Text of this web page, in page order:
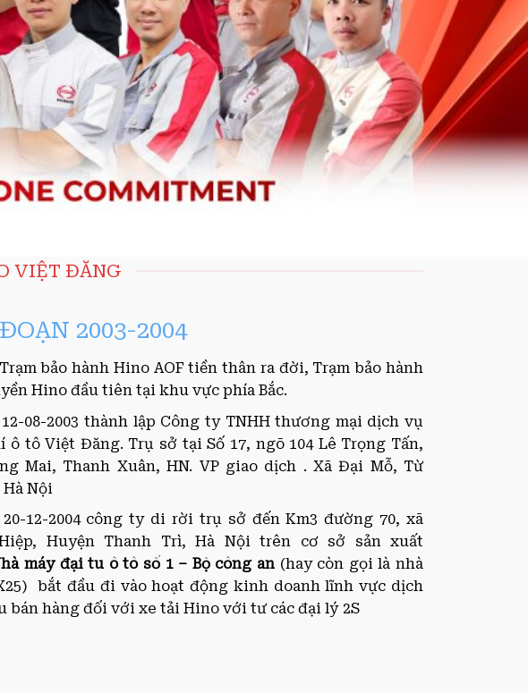
VIỆT ĐĂNG
2003-2004
bảo hành Hino AOF tiền thân ra đời, Trạm bảo hành
Hino đầu tiên tại khu vực phía Bắc.
08-2003 thành lập Công ty TNHH thương mại dịch vụ
ô tô Việt Đăng. Trụ sở tại Số 17, ngõ 104 Lê Trọng Tấn,
Mai, Thanh Xuân, HN. VP giao dịch . Xã Đại Mỗ, Từ
Nội
20-12-2004 công ty di rời trụ sở đến Km3 đường 70, xã
Huyện Thanh Trì, Hà Nội trên cơ sở sản xuất
máy đại tu ô tô số 1 – Bộ công an (hay còn gọi là nhà
bắt đầu đi vào hoạt động kinh doanh lĩnh vực dịch
bán hàng đối với xe tải Hino với tư các đại lý 2S